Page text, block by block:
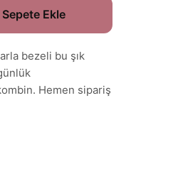
Sepete Ekle
bezeli bu şık
Hemen sipariş